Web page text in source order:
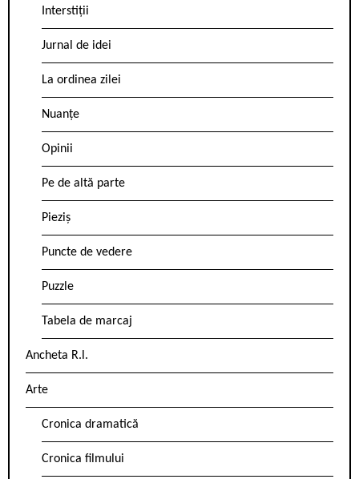
Interstiții
Jurnal de idei
La ordinea zilei
Nuanțe
Opinii
Pe de altă parte
Pieziș
Puncte de vedere
Puzzle
Tabela de marcaj
Ancheta R.l.
Arte
Cronica dramatică
Cronica filmului